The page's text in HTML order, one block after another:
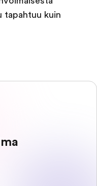
tapahtuu kuin